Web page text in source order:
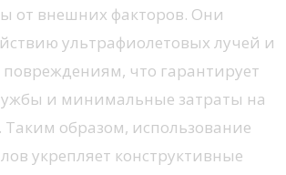
от внешних факторов. Они
ультрафиолетовых лучей и
что гарантирует
и минимальные затраты на
образом, использование
укрепляет конструктивные